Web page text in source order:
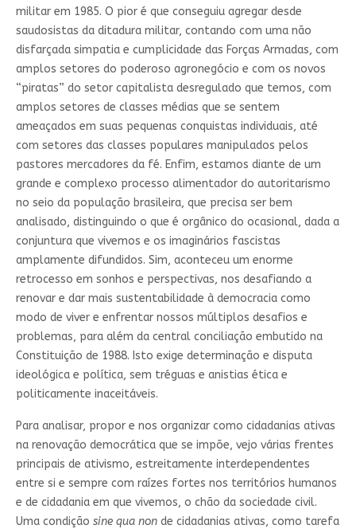
militar em 1985. O pior é que conseguiu agregar desde
saudosistas da ditadura militar, contando com uma não
disfarçada simpatia e cumplicidade das Forças Armadas, com
amplos setores do poderoso agronegócio e com os novos
“piratas” do setor capitalista desregulado que temos, com
amplos setores de classes médias que se sentem
ameaçados em suas pequenas conquistas individuais, até
com setores das classes populares manipulados pelos
pastores mercadores da fé. Enfim, estamos diante de um
grande e complexo processo alimentador do autoritarismo
no seio da população brasileira, que precisa ser bem
analisado, distinguindo o que é orgânico do ocasional, dada a
conjuntura que vivemos e os imaginários fascistas
amplamente difundidos. Sim, aconteceu um enorme
retrocesso em sonhos e perspectivas, nos desafiando a
renovar e dar mais sustentabilidade à democracia como
modo de viver e enfrentar nossos múltiplos desafios e
problemas, para além da central conciliação embutido na
Constituição de 1988. Isto exige determinação e disputa
ideológica e política, sem tréguas e anistias ética e
politicamente inaceitáveis.
Para analisar, propor e nos organizar como cidadanias ativas
na renovação democrática que se impõe, vejo várias frentes
principais de ativismo, estreitamente interdependentes
entre si e sempre com raízes fortes nos territórios humanos
e de cidadania em que vivemos, o chão da sociedade civil.
Uma condição sine qua nonde cidadanias ativas, como tarefa